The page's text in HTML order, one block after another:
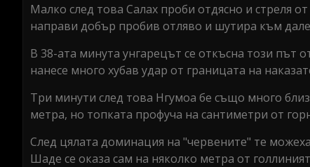
Малко след това Салах проби отдясно и стреля
направи добър пробив отляво и шутира към
В 38-ата минута унгарецът се откъсна този път
нанесе много хубав удар от границата на
Три минути след това Нгумоа бе също много
метра, но топката профуча на сантиметри от
След цялата доминация на "червените" те
Шаде се оказа сам на няколко метра от